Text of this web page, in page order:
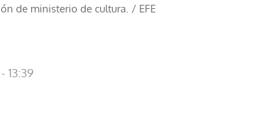
de ministerio de cultura. / EFE
13:39